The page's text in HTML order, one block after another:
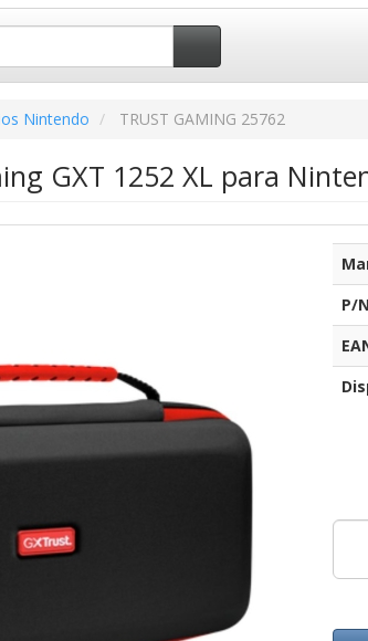
Nintendo TRUST GAMING 25762
GXT 1252 XL para
P/